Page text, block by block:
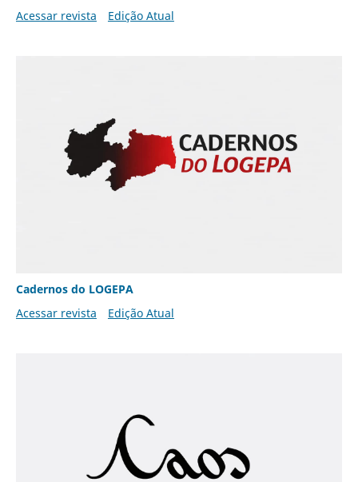
Acessar revista
Edição Atual
Cadernos do LOGEPA
Acessar revista
Edição Atual